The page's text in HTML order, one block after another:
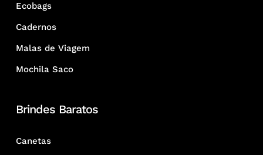
Ecobags
Cadernos
Malas de Viagem
Mochila Saco
Brindes Baratos
Canetas